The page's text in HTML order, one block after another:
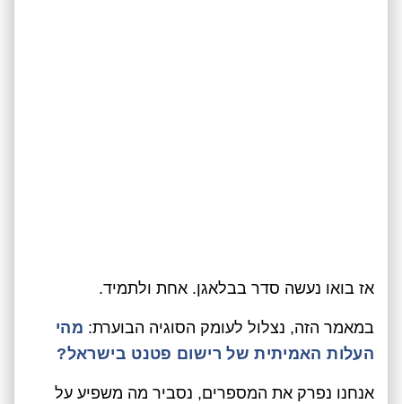
אז בואו נעשה סדר בבלאגן. אחת ולתמיד.
במאמר הזה, נצלול לעומק הסוגיה הבוערת: מהי
העלות האמיתית של רישום פטנט בישראל?
אנחנו נפרק את המספרים, נסביר מה משפיע על